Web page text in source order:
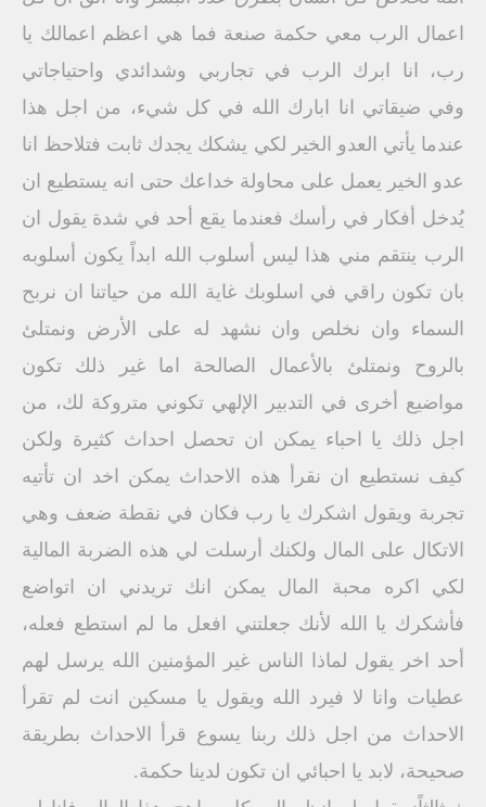
اعمال الرب معي حكمة صنعة فما هي اعظم اعمالك يا
رب، انا ابرك الرب في تجاربي وشدائدي واحتياجاتي
وفي ضيقاتي انا ابارك الله في كل شيء، من اجل هذا
عندما يأتي العدو الخير لكي يشكك يجدك ثابت فتلاحظ انا
عدو الخير يعمل على محاولة خداعك حتى انه يستطيع ان
يُدخل أفكار في رأسك فعندما يقع أحد في شدة يقول ان
الرب ينتقم مني هذا ليس أسلوب الله ابداً يكون أسلوبه
بان تكون راقي في اسلوبك غاية الله من حياتنا ان نربح
السماء وان نخلص وان نشهد له على الأرض ونمتلئ
بالروح ونمتلئ بالأعمال الصالحة اما غير ذلك تكون
مواضيع أخرى في التدبير الإلهي تكوني متروكة لك، من
اجل ذلك يا احباء يمكن ان تحصل احداث كثيرة ولكن
كيف نستطيع ان نقرأ هذه الاحداث يمكن اخد ان تأتيه
تجربة ويقول اشكرك يا رب فكان في نقطة ضعف وهي
الاتكال على المال ولكنك أرسلت لي هذه الضربة المالية
لكي اكره محبة المال يمكن انك تريدني ان اتواضع
فأشكرك يا الله لأنك جعلتني افعل ما لم استطع فعله،
أحد اخر يقول لماذا الناس غير المؤمنين الله يرسل لهم
عطيات وانا لا فيرد الله ويقول يا مسكين انت لم تقرأ
الاحداث من اجل ذلك ربنا يسوع قرأ الاحداث بطريقة
صحيحة، لابد يا احبائي ان تكون لدينا حكمة.